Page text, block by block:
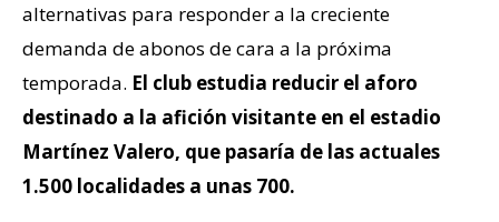
alternativas para responder a la creciente
demanda de abonos de cara a la próxima
temporada. El club estudia reducir el aforo
destinado a la afición visitante en el estadio
Martínez Valero, que pasaría de las actuales
1.500 localidades a unas 700.